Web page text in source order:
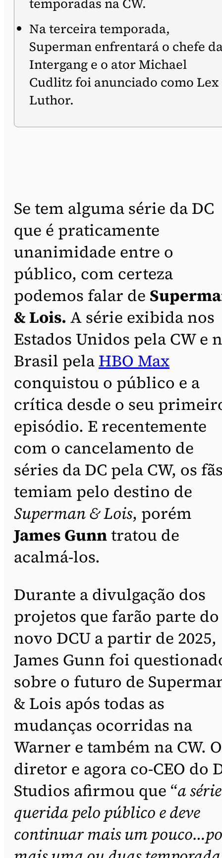
Na terceira temporada,
Superman enfrentará o chefe
Intergang e o ator Michael
Cudlitz foi anunciado como Lex
Luthor.
Se tem alguma série da DC
que é praticamente
unanimidade entre o
público, com certeza
podemos falar de
& Lois. A série exibida nos
Estados Unidos pela CW e
Brasil pela HBO Max
conquistou o público e a
crítica desde o seu
episódio. E recentemente
com o cancelamento de
séries da DC pela CW, os
temiam pelo destino de
Superman & Lois, porém
James Gunntratou de
acalmá-los.
Durante a divulgação dos
projetos que farão parte do
novo DCU a partir de 2025,
James Gunn foi
sobre o futuro de
& Lois após todas as
mudanças ocorridas na
Warner e também na CW. O
diretor e agora co-CEO do
Studios afirmou que “a
querida pelo público e deve
continuar mais um